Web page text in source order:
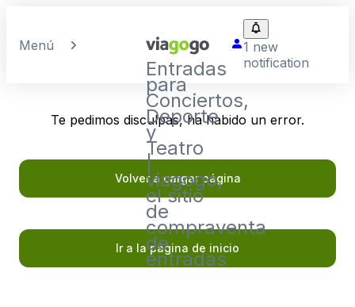
Menú
Entradas
para
Conciertos,
Deporte
y
Teatro
|
viagogo,
el sitio
de
compraventa
de
entradas
1 new
notification
Te pedimos disculpas, ha habido un error.
Volver a cargar página
Ir a la página de inicio